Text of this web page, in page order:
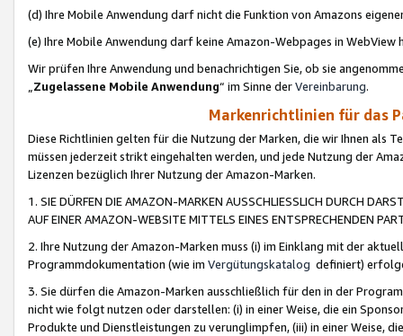
(d) Ihre Mobile Anwendung darf nicht die Funktion von Amazons
(e) Ihre Mobile Anwendung darf keine Amazon-Webpages in WebView
Wir prüfen Ihre Anwendung und benachrichtigen Sie, ob sie
„Zugelassene Mobile Anwendung“ im Sinne derVereinbarung.
Markenrichtlinien für das
Diese Richtlinien gelten für die Nutzung der Marken, die wir Ihnen als
müssen jederzeit strikt eingehalten werden, und jede Nutzung der
Lizenzen bezüglich Ihrer Nutzung der Amazon-Marken.
1. SIE DÜRFEN DIE AMAZON-MARKEN AUSSCHLIESSLICH DURCH
AUF EINER AMAZON-WEBSITE MITTELS EINES ENTSPRECHENDEN
2. Ihre Nutzung der Amazon-Marken muss (i) im Einklang mit der
Programmdokumentation (wie im Vergütungskatalog definiert)
3. Sie dürfen die Amazon-Marken ausschließlich für den in der
nicht wie folgt nutzen oder darstellen: (i) in einer Weise, die ein
Produkte und Dienstleistungen zu verunglimpfen, (iii) in einer Weise,